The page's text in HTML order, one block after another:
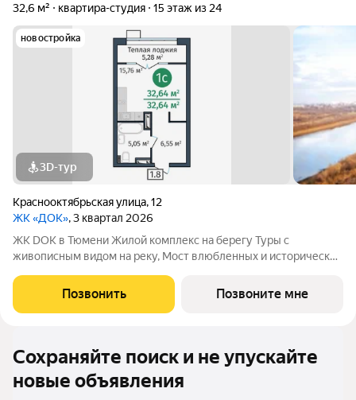
32,6 м²
квартира-студия 15 этаж из 24
новостройка
3D-тур
Краснооктябрьская улица,12
ЖК «ДОК», 3 квартал 2026
ЖК DOK в Тюмени Жилой комплекс на берегу Туры с
живописным видом на реку, Мост влюбленных и исторический
принципиально новой организацией общественных зон. Три
лепестка здания сходятся в большое
Позвонить Позвоните мне
Сохраняйте поиск и не упускайте
новые объявления